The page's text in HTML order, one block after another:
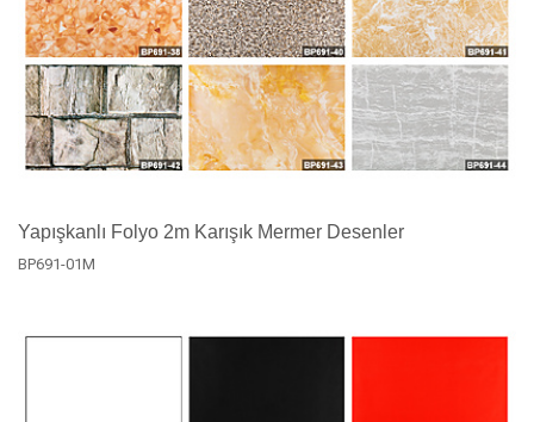
Yapışkanlı Folyo 2m Karışık Mermer Desenler
BP691-01M